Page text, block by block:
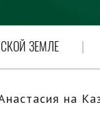
ЗЕМЛЕ
на